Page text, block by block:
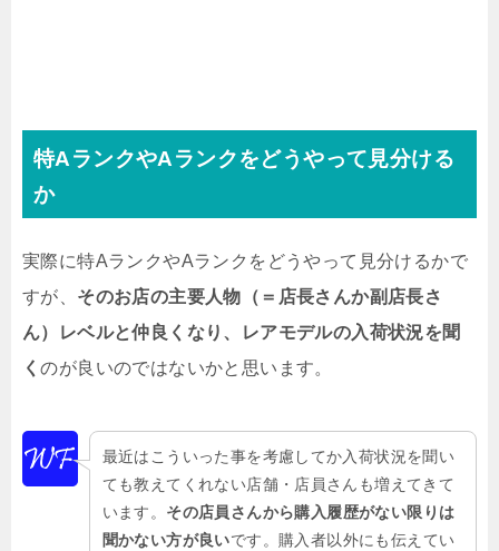
特AランクやAランクをどうやって見分ける
か
実際に特AランクやAランクをどうやって見分けるかで
すが、 そのお店の主要人物（＝店長さんか副店長さ
ん）レベルと仲良くなり、レアモデルの入荷状況を聞
くのが良いのではないかと思います。
最近はこういった事を考慮してか入荷状況を聞い
ても教えてくれない店舗・店員さんも増えてきて
います。 その店員さんから購入履歴がない限りは
聞かない方が良いです。購入者以外にも伝えてい